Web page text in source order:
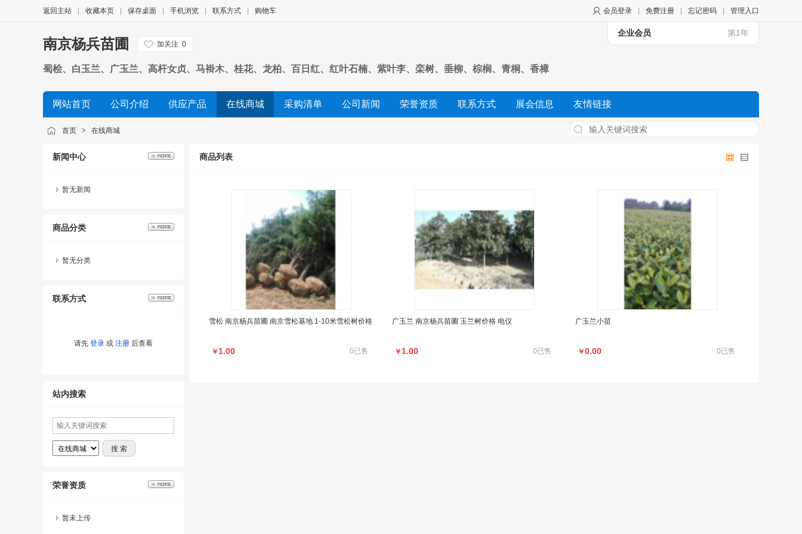
会员登录 免费注册 忘记密码 管理入口
返回主站 收藏本页 保存桌面 手机浏览 联系方式 购物车
企业会员 第1年
南京杨兵苗圃 加关注 0
蜀桧、白玉兰、广玉兰、高杆女贞、马褂木、桂花、龙柏、百日红、红叶石楠、紫叶李、栾树、垂柳、棕榈、青桐、香樟
网站首页 公司介绍 供应产品 在线商城 采购清单 公司新闻 荣誉资质 联系方式 展会信息 友情链接
首页 > 在线商城
新闻中心
暂无新闻
商品分类
暂无分类
联系方式
请先 登录 或 注册 后查看
站内搜索
荣誉资质
暂未上传
商品列表
雪松 南京杨兵苗圃 南京雪松基地 1-10米雪松树价格
￥ 1.00 0已售
广玉兰 南京杨兵苗圃 玉兰树价格 电仪
￥ 1.00 0已售
广玉兰小苗
￥0.00 0已售